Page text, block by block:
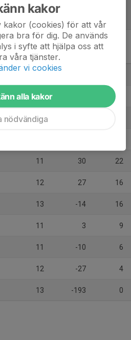
M
13 32
12
11 30 22
12 27 16
13 -14 16
11 3 9
11 -10 6
12 -27 4
13 -193 0
kakor
kakor (cookies) för att vår
bra för dig. De används
i syfte att hjälpa oss att
våra tjänster.
vi cookies
alla kakor
nödvändiga